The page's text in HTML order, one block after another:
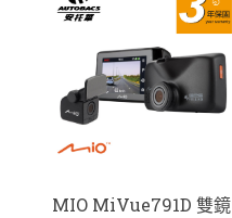
MIO MiVue791D 雙鏡